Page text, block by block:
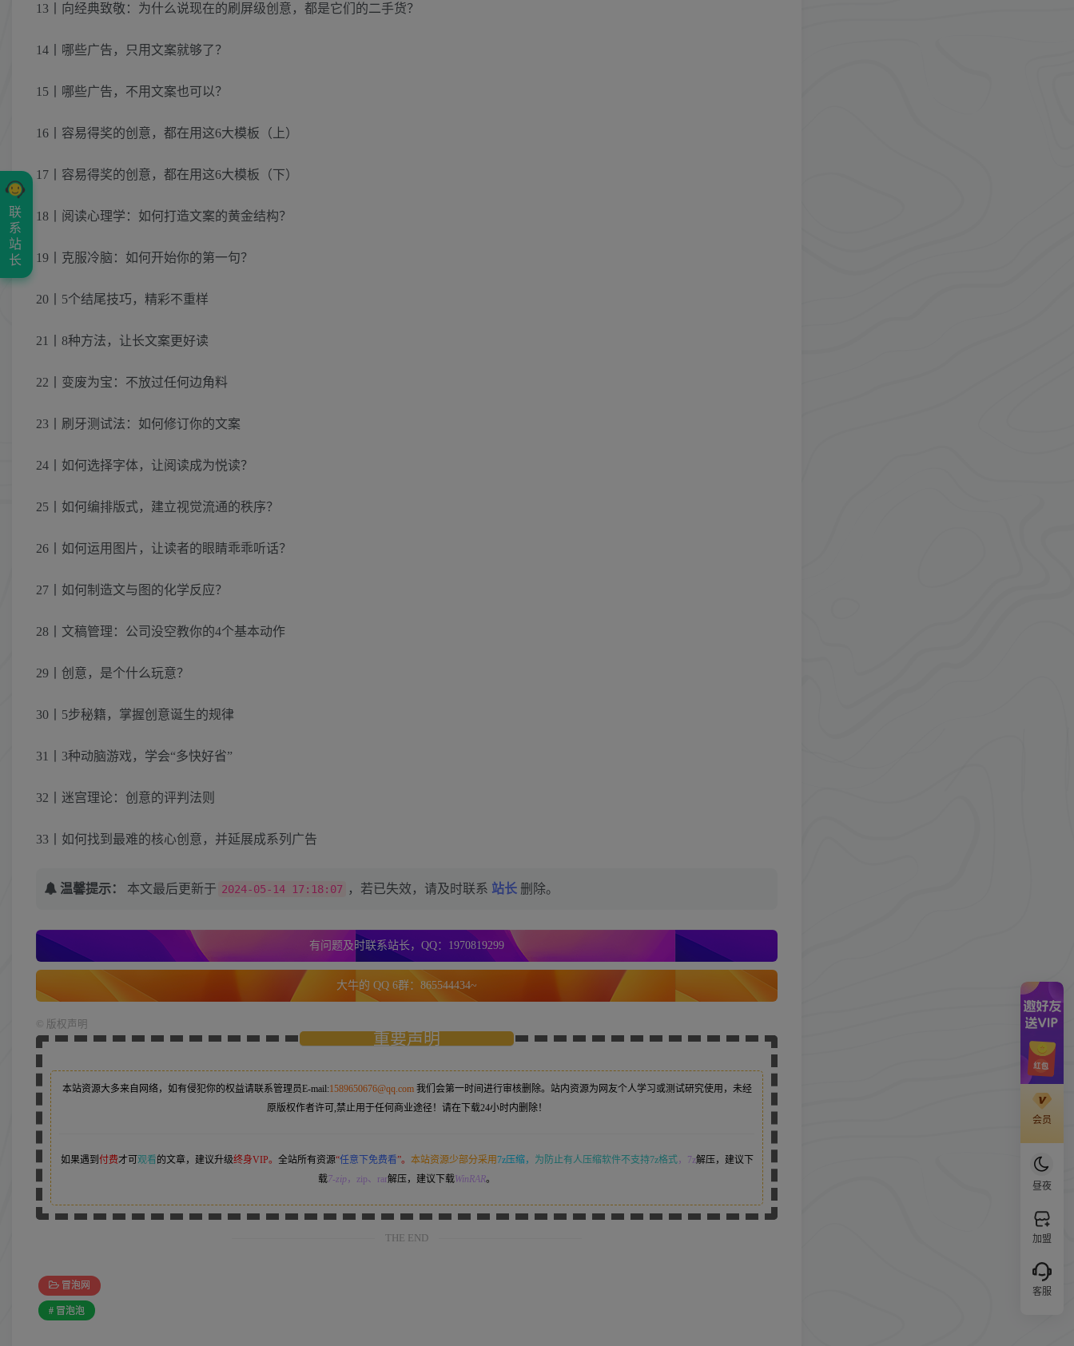
会员
昼夜
加盟
客服
13丨向经典致敬：为什么说现在的刷屏级创意，都是它们的二手货？
14丨哪些广告，只用文案就够了？
15丨哪些广告，不用文案也可以？
16丨容易得奖的创意，都在用这6大模板（上）
17丨容易得奖的创意，都在用这6大模板（下）
18丨阅读心理学：如何打造文案的黄金结构？
19丨克服冷脑：如何开始你的第一句？
20丨5个结尾技巧，精彩不重样
21丨8种方法，让长文案更好读
22丨变废为宝：不放过任何边角料
23丨刷牙测试法：如何修订你的文案
24丨如何选择字体，让阅读成为悦读？
25丨如何编排版式，建立视觉流通的秩序？
26丨如何运用图片，让读者的眼睛乖乖听话？
27丨如何制造文与图的化学反应？
28丨文稿管理：公司没空教你的4个基本动作
29丨创意，是个什么玩意？
30丨5步秘籍，掌握创意诞生的规律
31丨3种动脑游戏，学会“多快好省”
32丨迷宫理论：创意的评判法则
33丨如何找到最难的核心创意，并延展成系列广告
温馨提示： 本文最后更新于 2024-05-14 17:18:07 ，若已失效，请及时联系 站长 删除。
有问题及时联系站长，QQ：1970819299
大牛的 QQ 6群：865544434~
版权声明
重要声明
本站资源大多来自网络，如有侵犯你的权益请联系管理员E-mail:1589650676@qq.com 我们会第一时间进行审核删除。站内资源为网友个人学习或测试研究使用，未经
原版权作者许可,禁止用于任何商业途径！请在下载24小时内删除！
如果遇到 付费才可观看的文章，建议升级终身VIP。 全站所有资源“任意下免费看”。 本站资源少部分采用7z压缩， 为防止有人压缩软件不支持7z格式，7z解压，建议下
载7-zip，zip、rar解压，建议下载WinRAR。
THE END
冒泡网
# 冒泡泡
联
系
站
长